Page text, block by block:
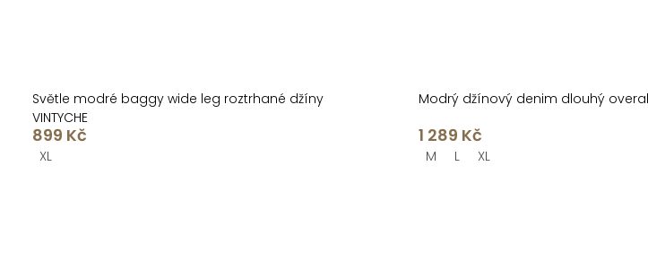
Světle modré baggy wide leg roztrhané džíny
VINTYCHE
899 Kč
XL
Modrý džínový denim dlouhý overal
1 289 Kč
M L XL